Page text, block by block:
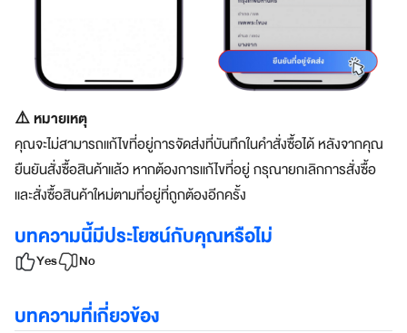
⚠️ หมายเหตุ
คุณจะไม่สามารถแก้ไขที่อยู่การจัดส่งที่บันทึกในคำสั่งซื้อได้ หลังจากคุณ
ยืนยันสั่งซื้อสินค้าแล้ว หากต้องการแก้ไขที่อยู่ กรุณายกเลิกการสั่งซื้อ
และสั่งซื้อสินค้าใหม่ตามที่อยู่ที่ถูกต้องอีกครั้ง
บทความนี้มีประโยชน์กับคุณหรือไม่
Yes No
บทความที่เกี่ยวข้อง